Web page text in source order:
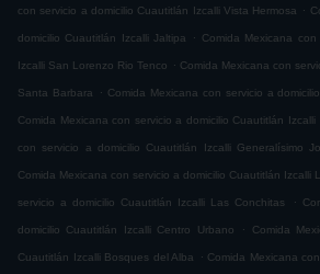
con servicio a domicilio Cuautitlán Izcalli Vista Hermosa .
domicilio Cuautitlán Izcalli Jaltipa . Comida Mexicana
Izcalli San Lorenzo Rio Tenco . Comida Mexicana con
Santa Barbara . Comida Mexicana con servicio a
Comida Mexicana con servicio a domicilio Cuautitlán Izcalli
con servicio a domicilio Cuautitlán Izcalli Generalísimo
Comida Mexicana con servicio a domicilio Cuautitlán Izcalli
servicio a domicilio Cuautitlán Izcalli Las Conchitas .
domicilio Cuautitlán Izcalli Centro Urbano . Comida
Cuautitlán Izcalli Bosques del Alba . Comida Mexicana